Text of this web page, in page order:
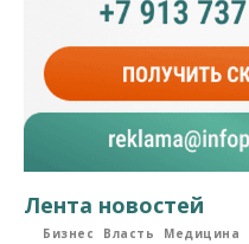
Лента новостей
Бизнес Власть Медицина